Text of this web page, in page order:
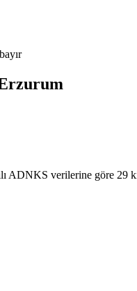
ADNKS verilerine göre